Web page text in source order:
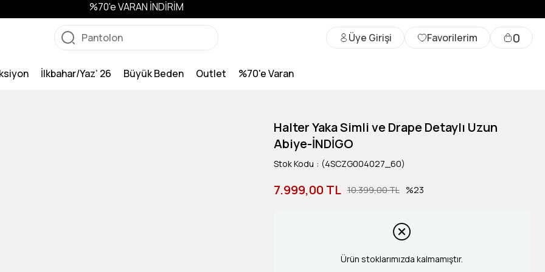
%70'e VARAN İNDİRİM
Üye Girişi Favorilerim 0
İlkbahar/Yaz’ 26 Büyük Beden Outlet %70'e Varan
Halter Yaka Simli ve Drape Detaylı Uzun
Abiye-İNDİGO
Stok Kodu (4SCZG004027_60)
10.399,00 TL
7.999,00 TL 23
Ürün stoklarımızda kalmamıştır.